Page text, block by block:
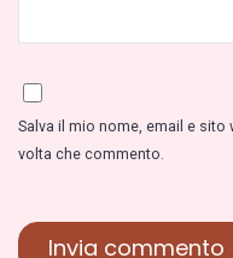
Salva il mio nome, email e
volta che commento.